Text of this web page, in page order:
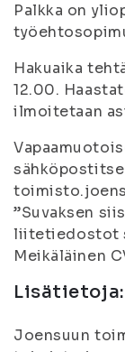
Palkka on
Hakuaika
12.00.
ilmoitetaan
”Suvaksen
liitetiedostot
Meikäläinen
Lisätietoja:
Joensuun